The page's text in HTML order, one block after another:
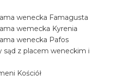
wenecka Famagusta
wemecka Kyrenia
wenecka Pafos
sąd z placem weneckim i
Kościół